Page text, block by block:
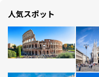
人気スポット